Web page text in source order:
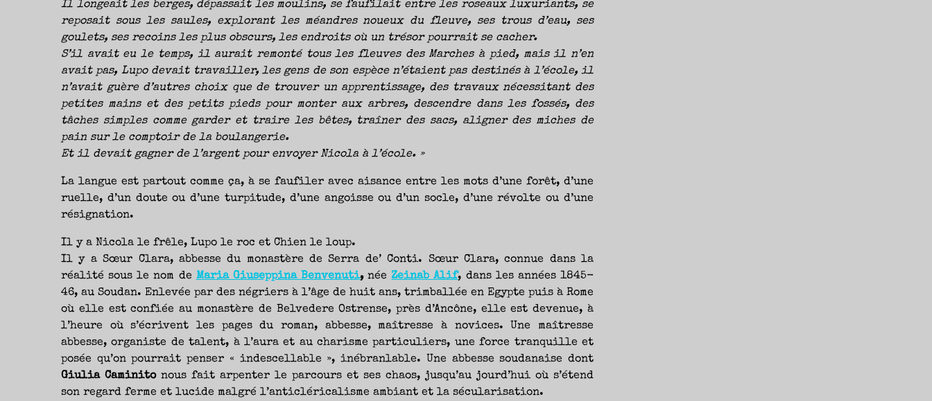
Il longeait les berges, dépassait les moulins, se faufilait entre les roseaux luxuriants, se
reposait sous les saules, explorant les méandres noueux du fleuve, ses trous d’eau, ses
goulets, ses recoins les plus obscurs, les endroits où un trésor pourrait se cacher.
S’il avait eu le temps, il aurait remonté tous les fleuves des Marches à pied, mais il n’en
avait pas, Lupo devait travailler, les gens de son espèce n’étaient pas destinés à l’école, il
n’avait guère d’autres choix que de trouver un apprentissage, des travaux nécessitant des
petites mains et des petits pieds pour monter aux arbres, descendre dans les fossés, des
tâches simples comme garder et traire les bêtes, traîner des sacs, aligner des miches de
pain sur le comptoir de la boulangerie.
Et il devait gagner de l’argent pour envoyer Nicola à l’école. »
La langue est partout comme ça, à se faufiler avec aisance entre les mots d’une forêt, d’une
ruelle, d’un doute ou d’une turpitude, d’une angoisse ou d’un socle, d’une révolte ou d’une
résignation.
Il y a Nicola le frêle, Lupo le roc et Chien le loup.
Il y a Sœur Clara, abbesse du monastère de Serra de’ Conti. Sœur Clara, connue dans la
réalité sous le nom de Maria Giuseppina Benvenuti,née Zeinab Alif, dans les années 1845-
46, au Soudan. Enlevée par des négriers à l’âge de huit ans, trimballée en Egypte puis à Rome
où elle est confiée au monastère de Belvedere Ostrense, près d’Ancône, elle est devenue, à
l’heure où s’écrivent les pages du roman, abbesse, maîtresse à novices. Une maîtresse
abbesse, organiste de talent, à l’aura et au charisme particuliers, une force tranquille et
posée qu’on pourrait penser « indescellable », inébranlable. Une abbesse soudanaise dont
Giulia Caminitonous fait arpenter le parcours et ses chaos, jusqu’au jourd’hui où s’étend
son regard ferme et lucide malgré l’anticléricalisme ambiant et la sécularisation.